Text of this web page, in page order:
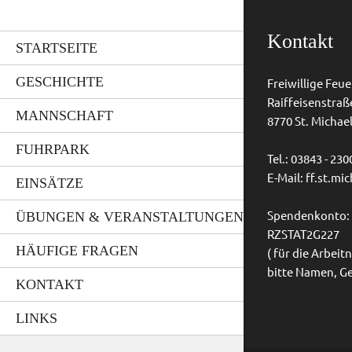
STARTSEITE
GESCHICHTE
MANNSCHAFT
FUHRPARK
EINSÄTZE
ÜBUNGEN & VERANSTALTUNGEN
HÄUFIGE FRAGEN
KONTAKT
LINKS
Kontakt
Freiwillige
8770 St.
Tel.: 03843 -
E-Mail:
Spendenkonto:
RZSTAT2G227
( für die
bitte Namen,